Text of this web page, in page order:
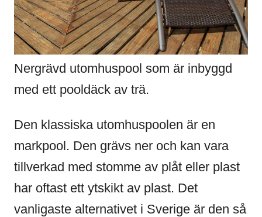
Nergrävd utomhuspool som är inbyggd
med ett pooldäck av trä.
Den klassiska utomhuspoolen är en
markpool. Den grävs ner och kan vara
tillverkad med stomme av plåt eller plast
har oftast ett ytskikt av plast. Det
vanligaste alternativet i Sverige är den så